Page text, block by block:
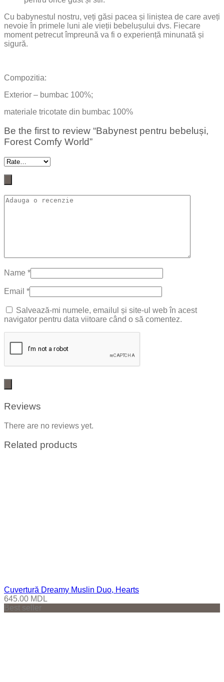
Cu babynestul nostru, veți găsi pacea și liniștea de care aveți
nevoie în primele luni ale vieții bebelușului dvs. Fiecare
moment petrecut împreună va fi o experiență minunată și
sigură.
Compozitia:
Exterior – bumbac 100%;
materiale tricotate din bumbac 100%
Be the first to review “Babynest pentru bebeluși,
Forest Comfy World”
Name *
Email *
Salvează-mi numele, emailul și site-ul web în acest
navigator pentru data viitoare când o să comentez.
Reviews
There are no reviews yet.
Related products
Cuvertură Dreamy Muslin Duo, Hearts
645.00 MDL
Best seller